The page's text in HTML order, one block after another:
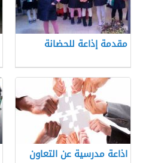
مقدمة إذاعة للحضانة
اذاعة مدرسية عن التعاون